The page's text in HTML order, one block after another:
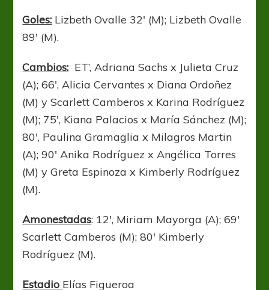
Goles: Lizbeth Ovalle 32′ (M); Lizbeth Ovalle
89′ (M).
Cambios: ET’, Adriana Sachs x Julieta Cruz
(A); 66′, Alicia Cervantes x Diana Ordoñez
(M) y Scarlett Camberos x Karina Rodríguez
(M); 75′, Kiana Palacios x María Sánchez (M);
80′, Paulina Gramaglia x Milagros Martin
(A); 90′ Anika Rodríguez x Angélica Torres
(M) y Greta Espinoza x Kimberly Rodríguez
(M).
Amonestadas: 12′, Miriam Mayorga (A); 69′
Scarlett Camberos (M); 80′ Kimberly
Rodríguez (M).
Estadio Elías Figueroa